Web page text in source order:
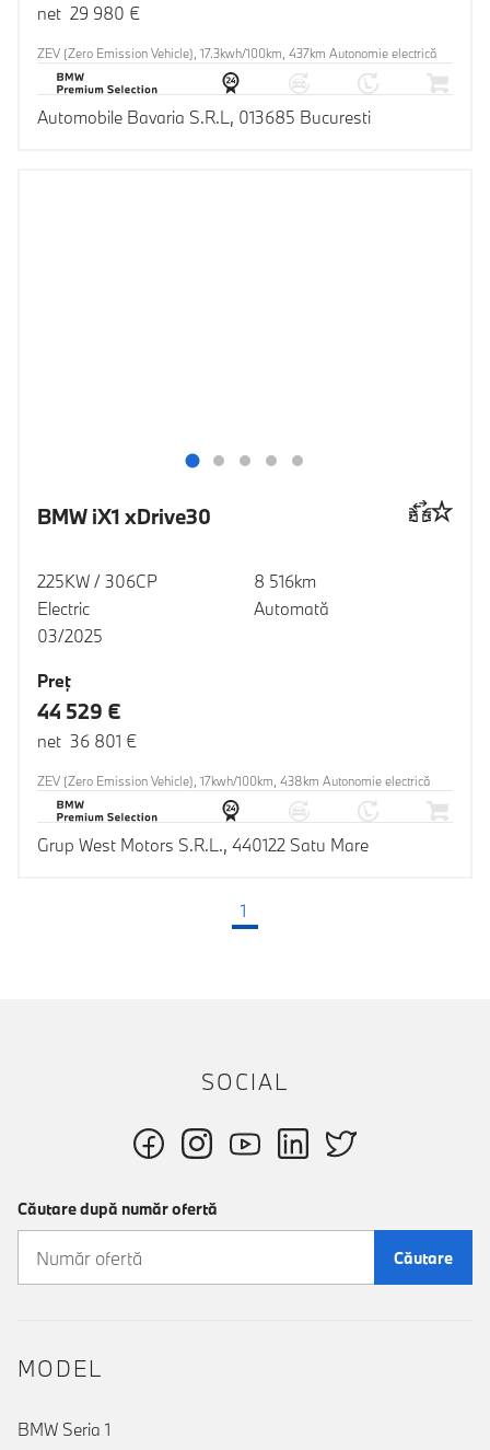
net 29 980 €
ZEV (Zero Emission Vehicle), 17.3kwh/100km, 437km Autonomie electrică
Automobile Bavaria S.R.L, 013685 Bucuresti
BMW iX1 xDrive30
225KW / 306CP
Electric
03/2025
8 516km
Automată
Preţ
44 529 €
net 36 801 €
ZEV (Zero Emission Vehicle), 17kwh/100km, 438km Autonomie electrică
Grup West Motors S.R.L., 440122 Satu Mare
1
SOCIAL
Căutare după număr ofertă
Căutare
MODEL
BMW Seria 1